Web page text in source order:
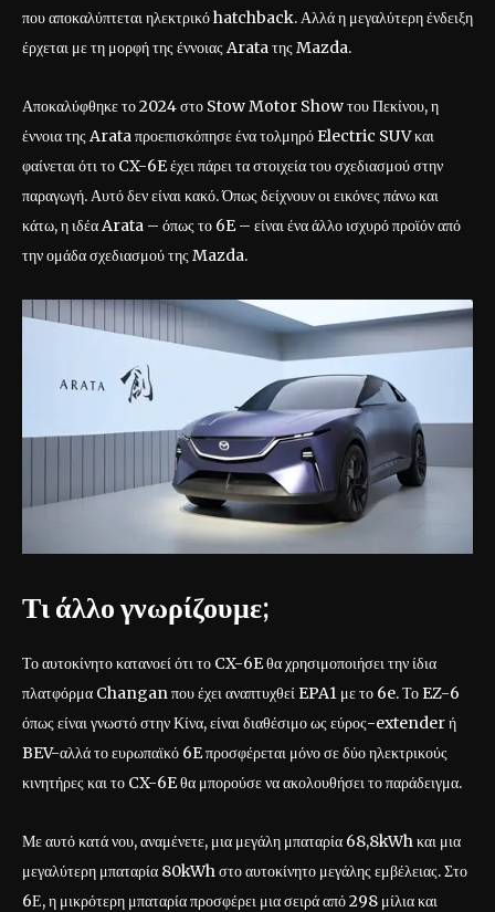
που αποκαλύπτεται ηλεκτρικό hatchback. Αλλά η μεγαλύτερη ένδειξη
έρχεται με τη μορφή της έννοιας Arata της Mazda.
Αποκαλύφθηκε το 2024 στο Stow Motor Show του Πεκίνου, η
έννοια της Arata προεπισκόπησε ένα τολμηρό Electric SUV και
φαίνεται ότι το CX-6E έχει πάρει τα στοιχεία του σχεδιασμού στην
παραγωγή. Αυτό δεν είναι κακό. Όπως δείχνουν οι εικόνες πάνω και
κάτω, η ιδέα Arata – όπως το 6E – είναι ένα άλλο ισχυρό προϊόν από
την ομάδα σχεδιασμού της Mazda.
Τι άλλο γνωρίζουμε;
Το αυτοκίνητο κατανοεί ότι το CX-6E θα χρησιμοποιήσει την ίδια
πλατφόρμα Changan που έχει αναπτυχθεί EPA1 με το 6e. Το EZ-6
όπως είναι γνωστό στην Κίνα, είναι διαθέσιμο ως εύρος-extender ή
BEV-αλλά το ευρωπαϊκό 6E προσφέρεται μόνο σε δύο ηλεκτρικούς
κινητήρες και το CX-6E θα μπορούσε να ακολουθήσει το παράδειγμα.
Με αυτό κατά νου, αναμένετε, μια μεγάλη μπαταρία 68,8kWh και μια
μεγαλύτερη μπαταρία 80kWh στο αυτοκίνητο μεγάλης εμβέλειας. Στο
6Ε, η μικρότερη μπαταρία προσφέρει μια σειρά από 298 μίλια και